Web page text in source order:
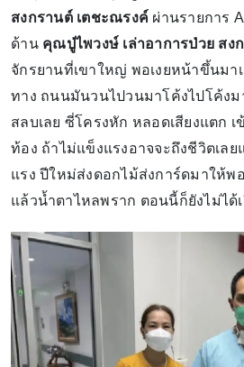
สงกรานต์ เตชะณรงค์ ผ่านรายการ
ด้านคุณปู่ไพวงษ์ เล่าอาการป่วย สง
จักรยานที่เขาใหญ่ พอเงยหน้าขึ้นมา
ทาง ถนนมันวนไปวนมาโค้งไปโค้งม
สลบเลย ซี่โครงหัก หลอดเสียงแตก เ
ท้อง ถ้าไม่แข็งแรงอาจจะถึงชีวิตเล
แรง ปีใหม่ส่งดอกไม้ส่งการ์ดมาให้พ
แล้วน้ำตาไหลพราก ตอนนี้ก็ยังไม่ได้เ